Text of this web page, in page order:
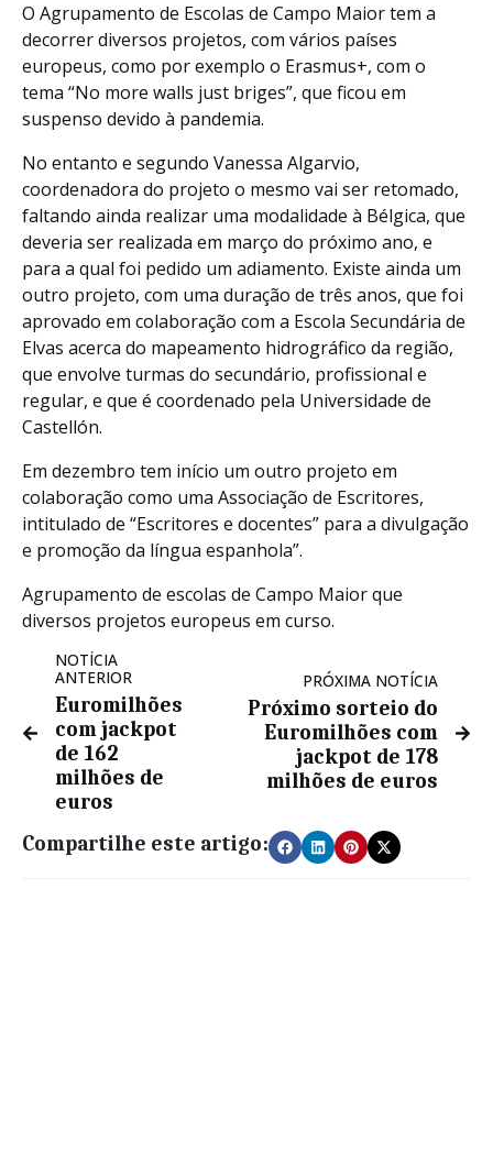
O Agrupamento de Escolas de Campo Maior tem a
decorrer diversos projetos, com vários países
europeus, como por exemplo o Erasmus+, com o
tema “No more walls just briges”, que ficou em
suspenso devido à pandemia.
No entanto e segundo Vanessa Algarvio,
coordenadora do projeto o mesmo vai ser retomado,
faltando ainda realizar uma modalidade à Bélgica, que
deveria ser realizada em março do próximo ano, e
para a qual foi pedido um adiamento. Existe ainda um
outro projeto, com uma duração de três anos, que foi
aprovado em colaboração com a Escola Secundária de
Elvas acerca do mapeamento hidrográfico da região,
que envolve turmas do secundário, profissional e
regular, e que é coordenado pela Universidade de
Castellón.
Em dezembro tem início um outro projeto em
colaboração como uma Associação de Escritores,
intitulado de “Escritores e docentes” para a divulgação
e promoção da língua espanhola”.
Agrupamento de escolas de Campo Maior que
diversos projetos europeus em curso.
NOTÍCIA
ANTERIOR
Euromilhões
com jackpot
de 162
milhões de
euros
PRÓXIMA NOTÍCIA
Próximo sorteio do
Euromilhões com
jackpot de 178
milhões de euros
Compartilhe este artigo: